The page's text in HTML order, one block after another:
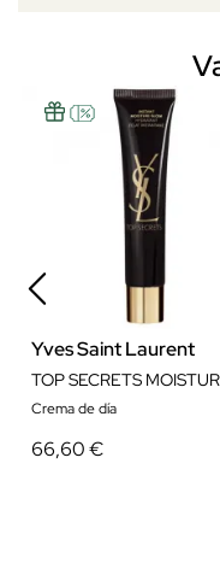
Yves Saint Laurent
Crema de día
66,60 €